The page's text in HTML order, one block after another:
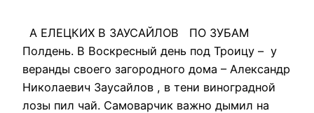
А ЕЛЕЦКИХ В ЗАУСАЙЛОВ ПО ЗУБАМ
Полдень. В Воскресный день под Троицу – у
веранды своего загородного дома – Александр
Николаевич Заусайлов , в тени виноградной
лозы пил чай. Самоварчик важно дымил на